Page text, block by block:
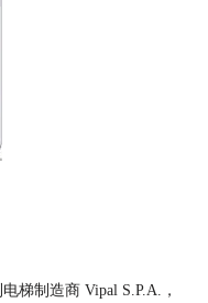
梯制造商 Vipal S.P.A.，